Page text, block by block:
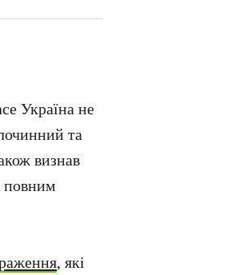
Україна не
та
визнав
повним
, які